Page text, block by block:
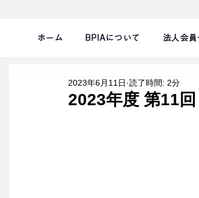
ホーム BPIAについて 法人会員
2023年度 第11
2023年6月11日 読了時間: 2分